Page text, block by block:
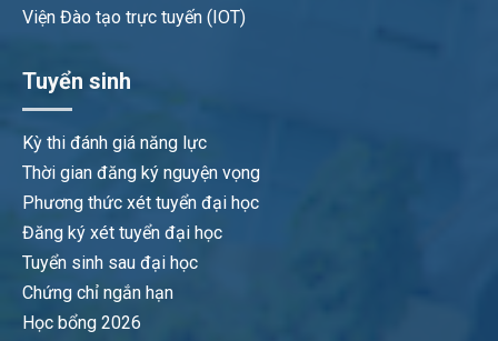
Viện Đào tạo trực tuyến (IOT)
Tuyển sinh
Kỳ thi đánh giá năng lực
Thời gian đăng ký nguyện vọng
Phương thức xét tuyển đại học
Đăng ký xét tuyển đại học
Tuyển sinh sau đại học
Chứng chỉ ngắn hạn
Học bổng 2026